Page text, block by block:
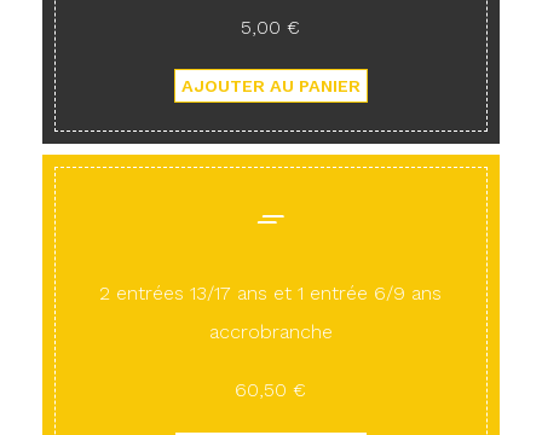
5,00 €
2 entrées 13/17 ans et 1 entrée 6/9 ans
accrobranche
60,50 €